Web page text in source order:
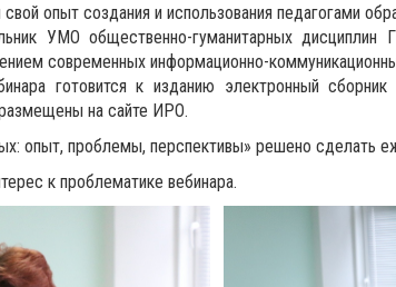
опыт создания и использования педагогами
УМО общественно-гуманитарных дисциплин
современных информационно-
готовится к изданию электронный
размещены на сайте ИРО.
опыт, проблемы, перспективы» решено сделать
к проблематике вебинара.